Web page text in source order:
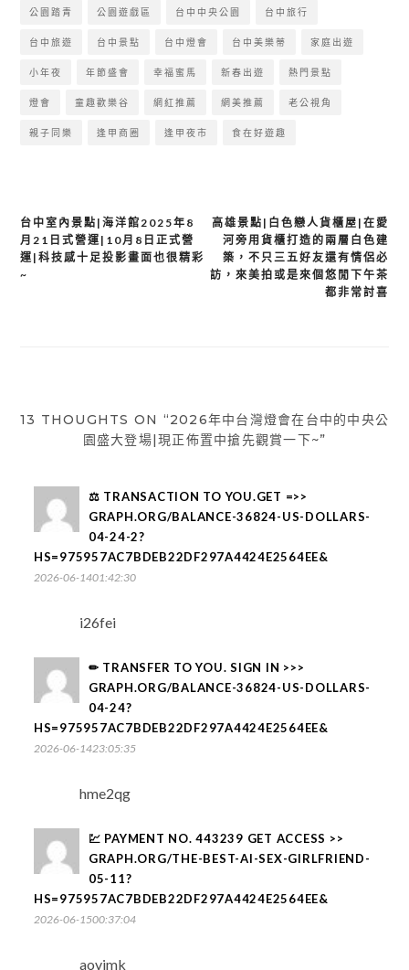
公園踏青 公園遊戲區 台中中央公園 台中旅行
台中旅遊 台中景點 台中燈會 台中美樂蒂 家庭出遊
小年夜 年節盛會 幸福蜜馬 新春出遊 熱門景點
燈會 童趣歡樂谷 網紅推薦 網美推薦 老公視角
親子同樂 逢甲商圈 逢甲夜市 食在好遊趣
文
章
台中室內景點|海洋館2025年8
月21日式營運|10月8日正式營
運|科技感十足投影畫面也很精彩
~
高雄景點|白色戀人貨櫃屋|在愛
河旁用貨櫃打造的兩層白色建
築，不只三五好友還有情侶必
訪，來美拍或是來個悠閒下午茶
都非常討喜
13 THOUGHTS ON “2026年中台灣燈會在台中的中央公
園盛大登場|現正佈置中搶先觀賞一下~”
⚖ TRANSACTION TO YOU.GET =>>
GRAPH.ORG/BALANCE-36824-US-DOLLARS-
04-24-2?
HS=975957AC7BDEB22DF297A4424E2564EE&
2026-06-1401:42:30
i26fei
✏ TRANSFER TO YOU. SIGN IN >>>
GRAPH.ORG/BALANCE-36824-US-DOLLARS-
04-24?
HS=975957AC7BDEB22DF297A4424E2564EE&
2026-06-1423:05:35
hme2qg
💹 PAYMENT NO. 443239 GET ACCESS >>
GRAPH.ORG/THE-BEST-AI-SEX-GIRLFRIEND-
05-11?
HS=975957AC7BDEB22DF297A4424E2564EE&
2026-06-1500:37:04
aovjmk